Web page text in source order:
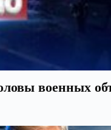
военных